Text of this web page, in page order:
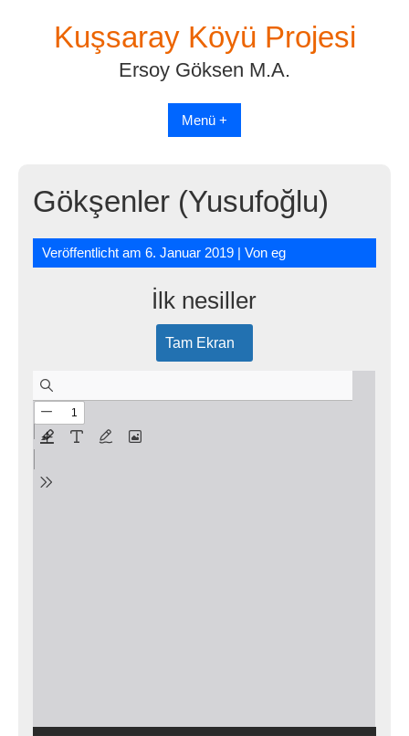
Kuşsaray Köyü Projesi
Ersoy Göksen M.A.
Menü +
Gökşenler (Yusufoğlu)
Veröffentlicht am6. Januar 2019 | Voneg
İlk nesiller
Tam Ekran